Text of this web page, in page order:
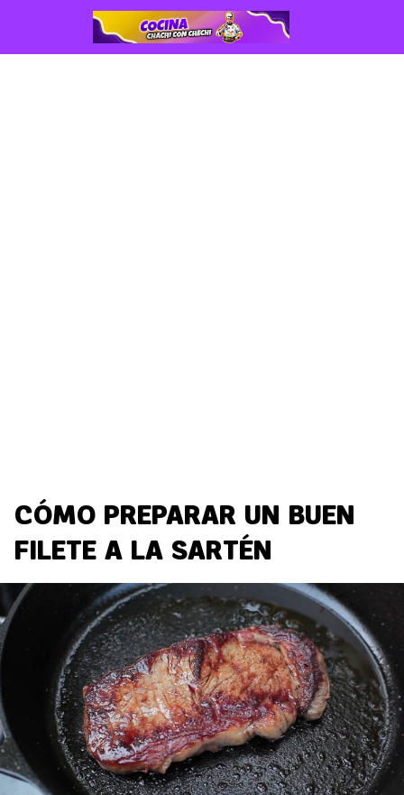
CÓMO PREPARAR UN BUEN
FILETE A LA SARTÉN